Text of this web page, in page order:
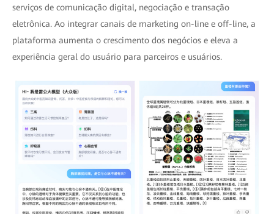
serviços de comunicação digital, negociação e transação
eletrônica. Ao integrar canais de marketing on-line e off-line, a
plataforma aumenta o crescimento dos negócios e eleva a
experiência geral do usuário para parceiros e usuários.